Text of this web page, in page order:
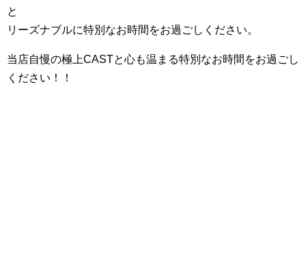
と
リーズナブルに特別なお時間をお過ごしください。
当店自慢の極上CASTと心も温まる特別なお時間をお過ごし
ください！！